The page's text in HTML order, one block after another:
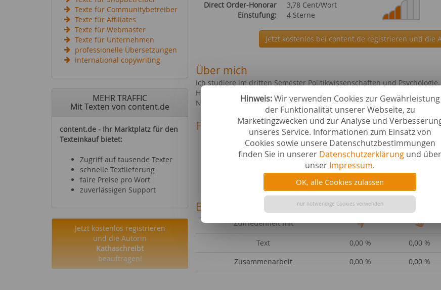
Hinweis:Wir verwenden Cookies zur Gewährleistung
der Funktionalität unserer Webseite, zu
Marketingzwecken und zur Analyse und
unseres Service. Informationen zum Einsatz von
Cookies sowie unsere Datenschutzbestimmungen
finden Sie in unserer Datenschutzerklärung und über
unser Impressum.
OK, alle Cookies zulassen
nur notwendige Cookies verwenden
Texte für Communitybetreiber
Texte für Affiliates
Texte für Webmaster
Texte für Unternehmen
professionelle Übersetzungen
international copywriting
MEHR TRAFFIC
Mit Texten von content.de
content.de - Ihr Marktplatz für den
Texteinkauf bietet:
Zugriff auf tausende Texter
schnelle Textlieferung
faire Preise pro Wort
zuverlässigen Support
Jetzt kostenlos registrieren
und die Autorin
Kathaschreibt
beauftragen!
Direct Order-Honorar
3,78 Cent/Wort
Einstufung:
4 Sterne
Jetzt kostenlos bei content.de registrieren und die
Über mich
Ich studiere im dritten Semester Politikwissenschaften und
Hobbys und ich habe viel Spaß daran, mich durch viele
Neben der Uni mache ich regelmäßig Yoga und lese viel.
Fachgebiete bei content.de
Gesundheit & Kosmetik
Gesellschaft & Politik
Filme
Bewertungen
Zufriedenheit mit
Text 0,00 % 0,00 %
Zusammenarbeit
0,00 % 0,00 %